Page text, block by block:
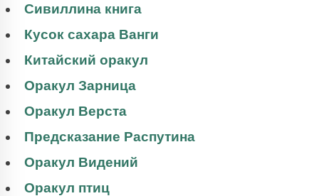
Сивиллина книга
Кусок сахара Ванги
Китайский оракул
Оракул Зарница
Оракул Верста
Предсказание Распутина
Оракул Видений
Оракул птиц